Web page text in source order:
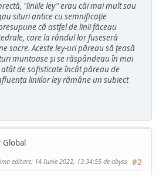
"liniile ley" erau căi mai mult sau
situri antice cu semnificație
că astfel de linii făceau
care la rândul lor fuseseră
sacre. Aceste ley-uri păreau să țeasă
muntoase și se răspândeau în mai
de sofisticate încât păreau de
liniilor ley rămâne un subiect
#2
editare: 14 Iunie 2022, 13:34:55 de abyss